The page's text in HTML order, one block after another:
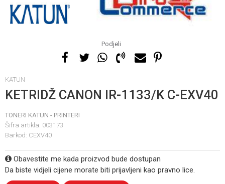
Podjeli
KATUN
KETRIDŽ CANON IR-1133/K C-EXV40
TONERI KATUN - PRINTERI
Šifra artikla: 003173
Barkod: CEXV40
Obavestite me kada proizvod bude dostupan
Da biste vidjeli cijene morate biti prijavljeni kao pravno lice.